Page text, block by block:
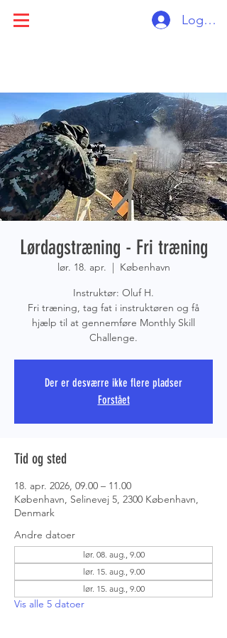
PRS
Log ind
Lørdagstræning - Fri træning
lør. 18. apr.
  |
København
Instruktør: Oluf H.
Fri træning, tag fat i instruktøren og få
hjælp til at gennemføre Monthly Skill
Challenge.
Der er desværre ikke flere pladser
Forstået
Tid og sted
18. apr. 2026, 09.00 – 11.00
København, Selinevej 5, 2300 København,
Denmark
Andre datoer
lør. 08. aug., 9.00
lør. 15. aug., 9.00
lør. 15. aug., 9.00
Vis alle 5 datoer